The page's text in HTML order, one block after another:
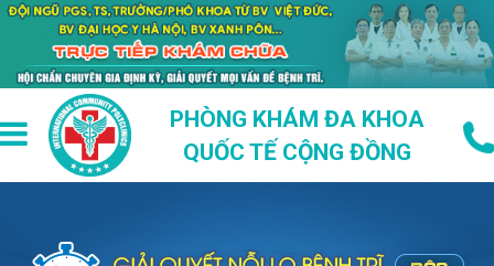
PHÒNG KHÁM ĐA KHOA
QUỐC TẾ CỘNG ĐỒNG